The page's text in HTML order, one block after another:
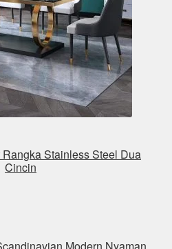
Stainless Steel Dua
Cincin